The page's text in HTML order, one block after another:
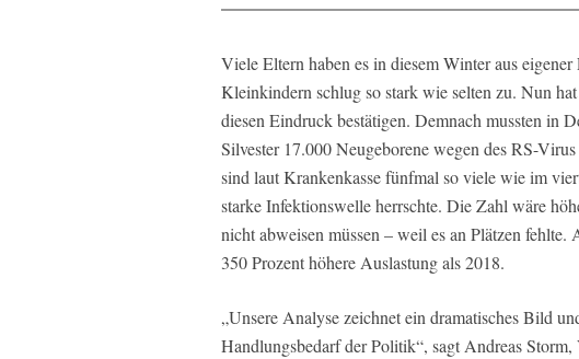
Viele Eltern haben es in diesem Winter aus
Kleinkindern schlug so stark wie selten zu. Nun
diesen Eindruck bestätigen. Demnach mussten in
Silvester 17.000 Neugeborene wegen des RS-
sind laut Krankenkasse fünfmal so viele wie im
starke Infektionswelle herrschte. Die Zahl wäre
nicht abweisen müssen – weil es an Plätzen
350 Prozent höhere Auslastung als 2018.
„Unsere Analyse zeichnet ein dramatisches Bild
Handlungsbedarf der Politik“, sagt Andreas